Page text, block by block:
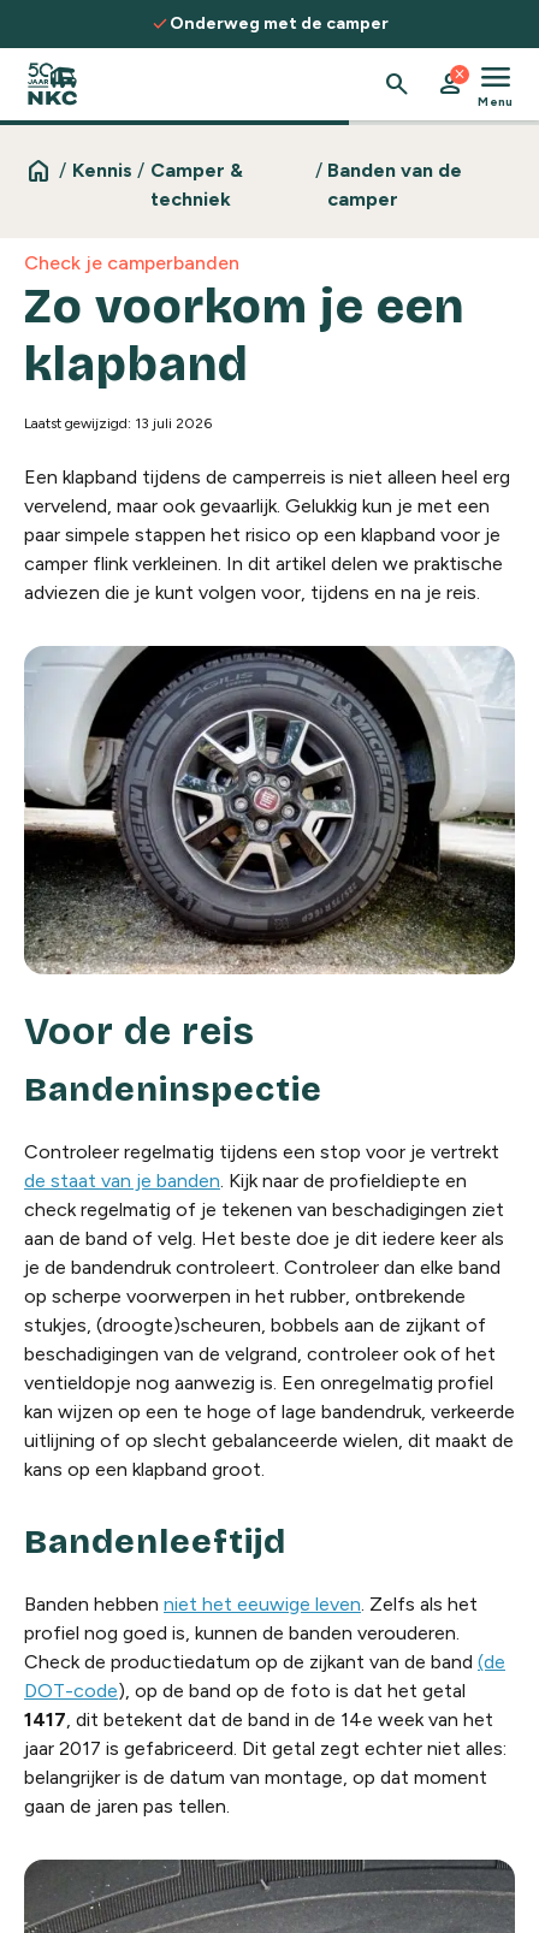
Spring naar de inhoud
met de camper
search person
close menu
Menu
home / Kennis / Camper &
techniek
/ Banden van de
camper
Check je camperbanden
Zo voorkom je een
klapband
Laatst gewijzigd: 13 juli 2026
Een klapband tijdens de camperreis is niet alleen heel erg
vervelend, maar ook gevaarlijk. Gelukkig kun je met een
paar simpele stappen het risico op een klapband voor je
camper flink verkleinen. In dit artikel delen we praktische
adviezen die je kunt volgen voor, tijdens en na je reis.
Voor de reis
Bandeninspectie
Controleer regelmatig tijdens een stop voor je vertrekt
de staat van je banden . Kijk naar de profieldiepte en
check regelmatig of je tekenen van beschadigingen ziet
aan de band of velg. Het beste doe je dit iedere keer als
je de bandendruk controleert. Controleer dan elke band
op scherpe voorwerpen in het rubber, ontbrekende
stukjes, (droogte)scheuren, bobbels aan de zijkant of
beschadigingen van de velgrand, controleer ook of het
ventieldopje nog aanwezig is. Een onregelmatig profiel
kan wijzen op een te hoge of lage bandendruk, verkeerde
uitlijning of op slecht gebalanceerde wielen, dit maakt de
kans op een klapband groot.
Bandenleeftijd
Banden hebben niet het eeuwige leven . Zelfs als het
profiel nog goed is, kunnen de banden verouderen.
Check de productiedatum op de zijkant van de band (de
DOT-code), op de band op de foto is dat het getal
1417 , dit betekent dat de band in de 14e week van het
jaar 2017 is gefabriceerd. Dit getal zegt echter niet alles:
belangrijker is de datum van montage, op dat moment
gaan de jaren pas tellen.